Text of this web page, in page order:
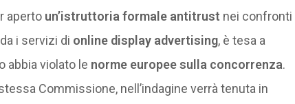
aperto un’istruttoria formale antitrust nei confronti
i servizi di online display advertising, è tesa a
abbia violato le norme europee sulla concorrenza.
Commissione, nell’indagine verrà tenuta in